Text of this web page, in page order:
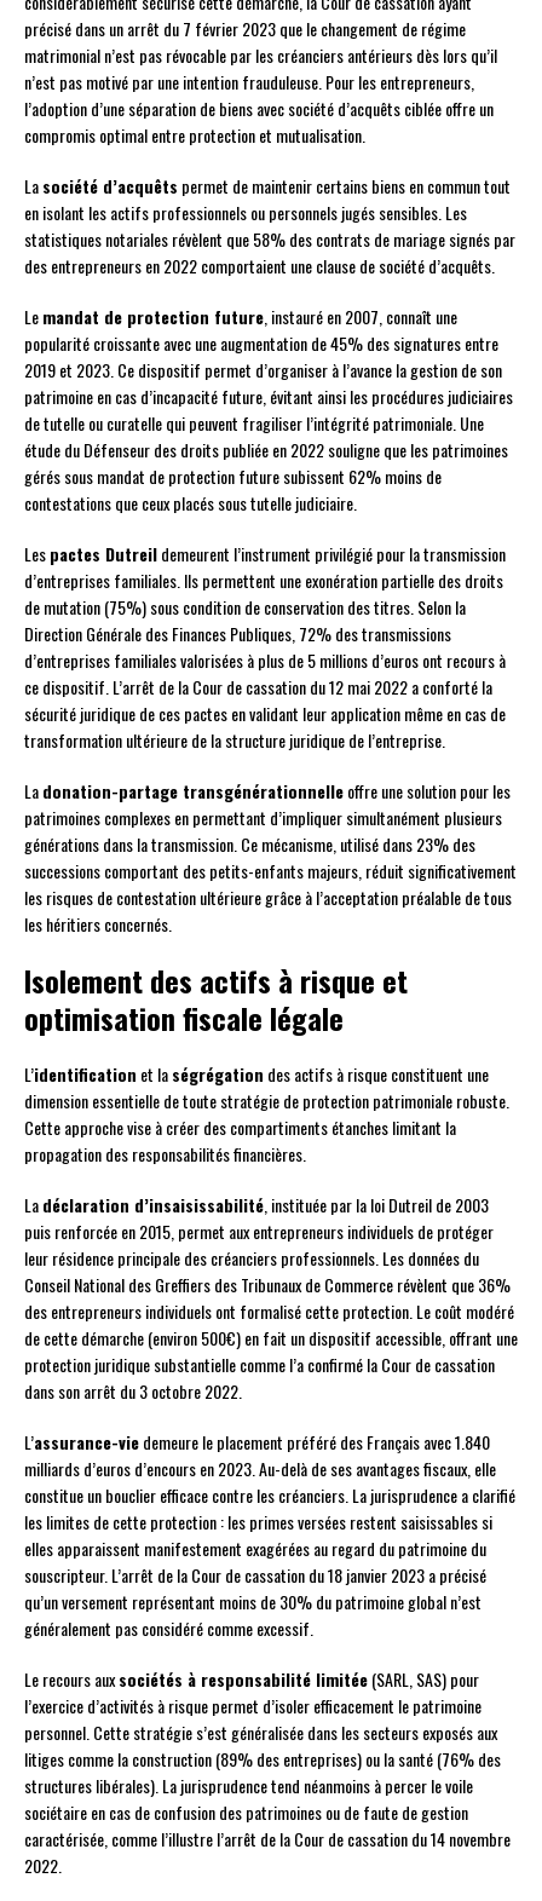
précisé dans un arrêt du 7 février 2023 que le changement de régime
matrimonial n’est pas révocable par les créanciers antérieurs dès lors qu’il
n’est pas motivé par une intention frauduleuse. Pour les entrepreneurs,
l’adoption d’une séparation de biens avec société d’acquêts ciblée offre un
compromis optimal entre protection et mutualisation.
Lasociété d’acquêts permet de maintenir certains biens en commun tout
en isolant les actifs professionnels ou personnels jugés sensibles. Les
statistiques notariales révèlent que 58% des contrats de mariage signés par
des entrepreneurs en 2022 comportaient une clause de société d’acquêts.
Lemandat de protection future , instauré en 2007, connaît une
popularité croissante avec une augmentation de 45% des signatures entre
2019 et 2023. Ce dispositif permet d’organiser à l’avance la gestion de son
patrimoine en cas d’incapacité future, évitant ainsi les procédures judiciaires
de tutelle ou curatelle qui peuvent fragiliser l’intégrité patrimoniale. Une
étude du Défenseur des droits publiée en 2022 souligne que les patrimoines
gérés sous mandat de protection future subissent 62% moins de
contestations que ceux placés sous tutelle judiciaire.
Lespactes Dutreildemeurent l’instrument privilégié pour la transmission
d’entreprises familiales. Ils permettent une exonération partielle des droits
de mutation (75%) sous condition de conservation des titres. Selon la
Direction Générale des Finances Publiques, 72% des transmissions
d’entreprises familiales valorisées à plus de 5 millions d’euros ont recours à
ce dispositif. L’arrêt de la Cour de cassation du 12 mai 2022 a conforté la
sécurité juridique de ces pactes en validant leur application même en cas de
transformation ultérieure de la structure juridique de l’entreprise.
Ladonation-partage transgénérationnelleoffre une solution pour les
patrimoines complexes en permettant d’impliquer simultanément plusieurs
générations dans la transmission. Ce mécanisme, utilisé dans 23% des
successions comportant des petits-enfants majeurs, réduit significativement
les risques de contestation ultérieure grâce à l’acceptation préalable de tous
les héritiers concernés.
Isolement des actifs à risque et
optimisation fiscale légale
L’identification et laségrégation des actifs à risque constituent une
dimension essentielle de toute stratégie de protection patrimoniale robuste.
Cette approche vise à créer des compartiments étanches limitant la
propagation des responsabilités financières.
Ladéclaration d’insaisissabilité , instituée par la loi Dutreil de 2003
puis renforcée en 2015, permet aux entrepreneurs individuels de protéger
leur résidence principale des créanciers professionnels. Les données du
Conseil National des Greffiers des Tribunaux de Commerce révèlent que 36%
des entrepreneurs individuels ont formalisé cette protection. Le coût modéré
de cette démarche (environ 500€) en fait un dispositif accessible, offrant une
protection juridique substantielle comme l’a confirmé la Cour de cassation
dans son arrêt du 3 octobre 2022.
L’assurance-viedemeure le placement préféré des Français avec 1.840
milliards d’euros d’encours en 2023. Au-delà de ses avantages fiscaux, elle
constitue un bouclier efficace contre les créanciers. La jurisprudence a clarifié
les limites de cette protection : les primes versées restent saisissables si
elles apparaissent manifestement exagérées au regard du patrimoine du
souscripteur. L’arrêt de la Cour de cassation du 18 janvier 2023 a précisé
qu’un versement représentant moins de 30% du patrimoine global n’est
généralement pas considéré comme excessif.
Le recours auxsociétés à responsabilité limitée(SARL, SAS) pour
l’exercice d’activités à risque permet d’isoler efficacement le patrimoine
personnel. Cette stratégie s’est généralisée dans les secteurs exposés aux
litiges comme la construction (89% des entreprises) ou la santé (76% des
structures libérales). La jurisprudence tend néanmoins à percer le voile
sociétaire en cas de confusion des patrimoines ou de faute de gestion
caractérisée, comme l’illustre l’arrêt de la Cour de cassation du 14 novembre
2022.